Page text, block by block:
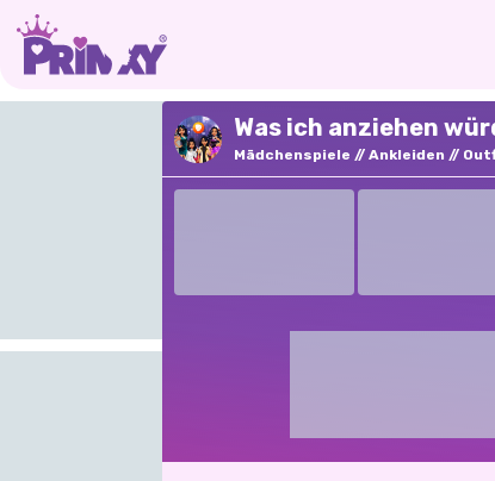
Was ich anziehen
Mädchenspiele Ankleiden